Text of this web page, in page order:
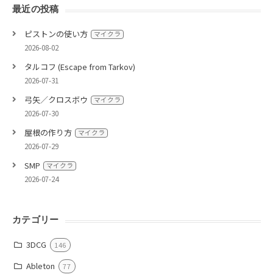
最近の投稿
ピストンの使い方 マイクラ
2026-08-02
タルコフ (Escape from Tarkov)
2026-07-31
弓矢／クロスボウ マイクラ
2026-07-30
屋根の作り方 マイクラ
2026-07-29
SMP マイクラ
2026-07-24
カテゴリー
3DCG 146
Ableton 77